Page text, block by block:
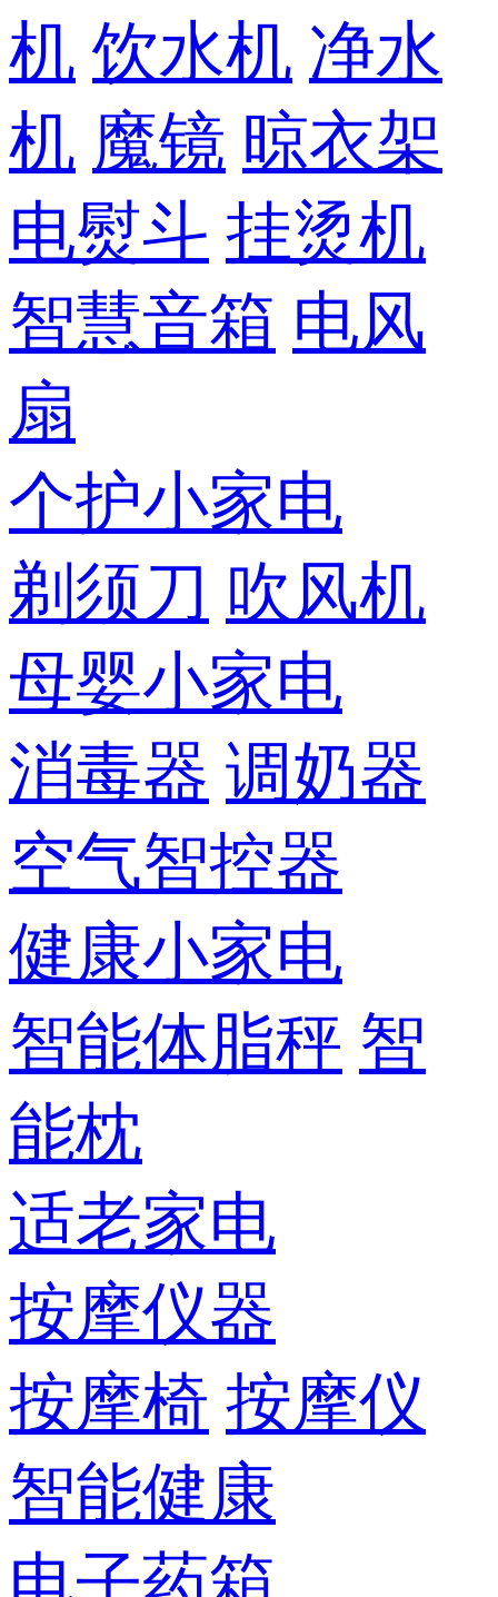
机 饮水机 净水
机 魔镜 晾衣架
电熨斗 挂烫机
智慧音箱 电风
扇
个护小家电
剃须刀 吹风机
母婴小家电
消毒器 调奶器
空气智控器
健康小家电
智能体脂秤 智
能枕
适老家电
按摩仪器
按摩椅 按摩仪
智能健康